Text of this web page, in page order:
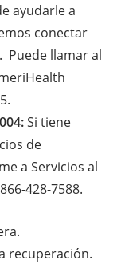
ayudarle a
conectar
Puede llamar al
Si tiene
de
a Servicios al
428-7588.
recuperación.